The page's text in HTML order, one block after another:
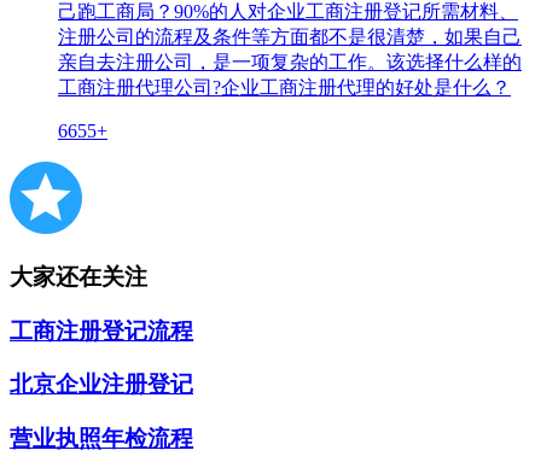
己跑工商局？90%的人对企业工商注册登记所需材料、
注册公司的流程及条件等方面都不是很清楚，如果自己
亲自去注册公司，是一项复杂的工作。该选择什么样的
工商注册代理公司?企业工商注册代理的好处是什么？
6655+
大家还在关注
工商注册登记流程
北京企业注册登记
营业执照年检流程